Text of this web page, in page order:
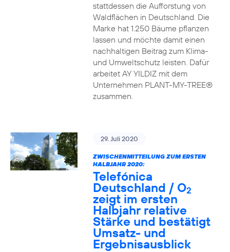
stattdessen die Aufforstung von
Waldflächen in Deutschland. Die
Marke hat 1.250 Bäume pflanzen
lassen und möchte damit einen
nachhaltigen Beitrag zum Klima-
und Umweltschutz leisten. Dafür
arbeitet AY YILDIZ mit dem
Unternehmen PLANT-MY-TREE®
zusammen.
29. Juli 2020
ZWISCHENMITTEILUNG ZUM ERSTEN
HALBJAHR 2020:
Telefónica
Deutschland / O2
zeigt im ersten
Halbjahr relative
Stärke und bestätigt
Umsatz- und
Ergebnisausblick